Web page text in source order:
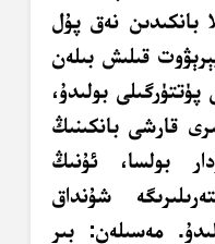
بانكىدىن نەق پۇل
قىلىش بىلەن
بولىدۇ،
قارشى بانكىنىڭ
بولسا، ئۇنىڭ
شۇنداق
مەسىلەن: بىر